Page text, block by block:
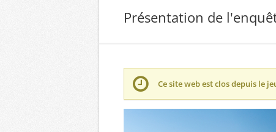
Présentation de
Ce site web est clos depuis le